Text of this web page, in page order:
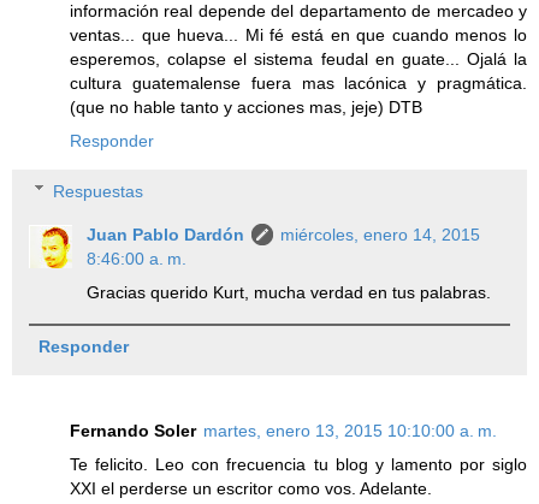
información real depende del departamento de mercadeo y
ventas... que hueva... Mi fé está en que cuando menos lo
esperemos, colapse el sistema feudal en guate... Ojalá la
cultura guatemalense fuera mas lacónica y pragmática.
(que no hable tanto y acciones mas, jeje) DTB
Responder
Respuestas
Juan Pablo Dardón
miércoles, enero 14, 2015
8:46:00 a. m.
Gracias querido Kurt, mucha verdad en tus palabras.
Responder
Fernando Soler martes, enero 13, 2015 10:10:00 a. m.
Te felicito. Leo con frecuencia tu blog y lamento por siglo
XXI el perderse un escritor como vos. Adelante.